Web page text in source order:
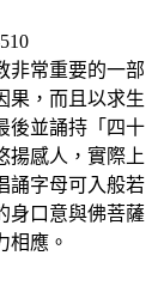
非常重要的一部
果，而且以求生
後並誦持「四十
揚感人，實際上
誦字母可入般若
身口意與佛菩薩
相應。